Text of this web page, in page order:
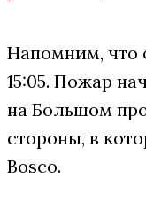
Напомним, что
15:05. Пожар
на Большом
стороны, в
Bosco.